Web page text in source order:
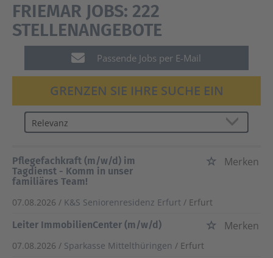
FRIEMAR JOBS: 222
STELLENANGEBOTE
Passende Jobs per E-Mail
GRENZEN SIE IHRE SUCHE EIN
Pflegefachkraft (m/w/d) im
Tagdienst - Komm in unser
familiäres Team!
Merken
07.08.2026 / K&S Seniorenresidenz Erfurt / Erfurt
Leiter ImmobilienCenter (m/w/d)
Merken
07.08.2026 / Sparkasse Mittelthüringen / Erfurt